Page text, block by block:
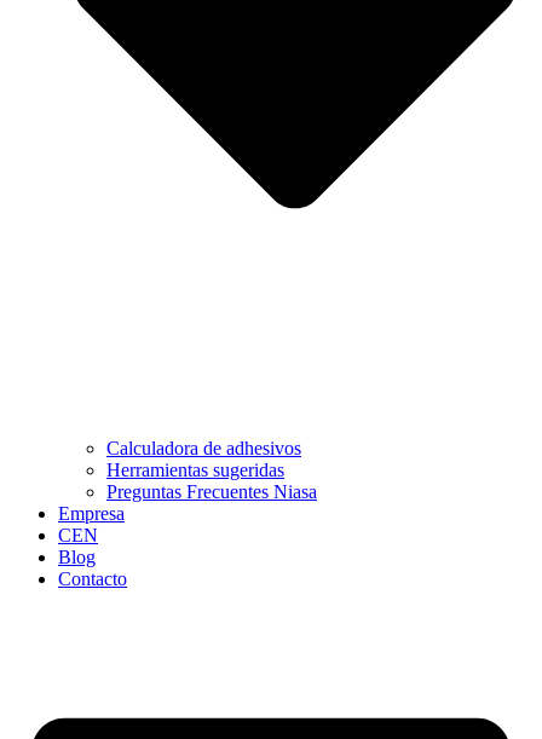
Calculadora de adhesivos
Herramientas sugeridas
Preguntas Frecuentes Niasa
Empresa
CEN
Blog
Contacto